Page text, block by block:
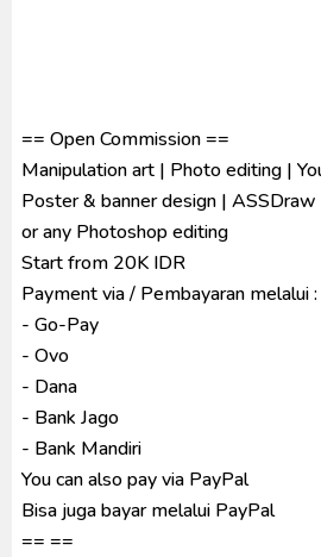
== Open Commission ==
Manipulation art | Photo editing |
Poster & banner design | ASSDraw
or any Photoshop editing
Start from 20K IDR
Payment via / Pembayaran melalui :
- Go-Pay
- Ovo
- Dana
- Bank Jago
- Bank Mandiri
You can also pay via PayPal
Bisa juga bayar melalui PayPal
== ==